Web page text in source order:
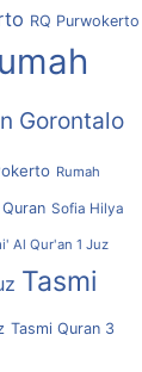
RQ Purwokerto
Gorontalo
Rumah
Sofia Hilya
Al Qur'an 1 Juz
Tasmi
Tasmi Quran 3